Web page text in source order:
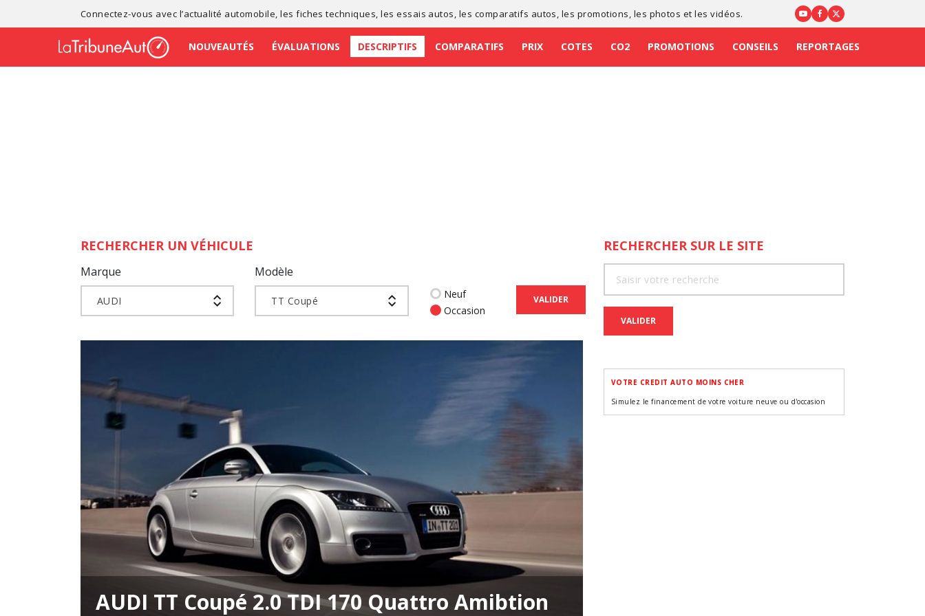
Connectez-vous avec l’actualité automobile , lesfiches techniques , lesessais autos , les comparatifs autos , les promotions , les photos et les vidéos.
NOUVEAUTÉS ÉVALUATIONS DESCRIPTIFS COMPARATIFS PRIX COTES CO2 PROMOTIONS CONSEILS REPORTAGES
RECHERCHER UN VÉHICULE
Marque
AUDI
Modèle
TT Coupé
Neuf
Occasion
VALIDER
AUDI TT Coupé 2.0 TDI 170 Quattro Amibtion
RECHERCHER SUR LE SITE
VALIDER
VOTRE CREDIT AUTO MOINS CHER
Simulez le financement de votre voiture neuve ou d'occasion